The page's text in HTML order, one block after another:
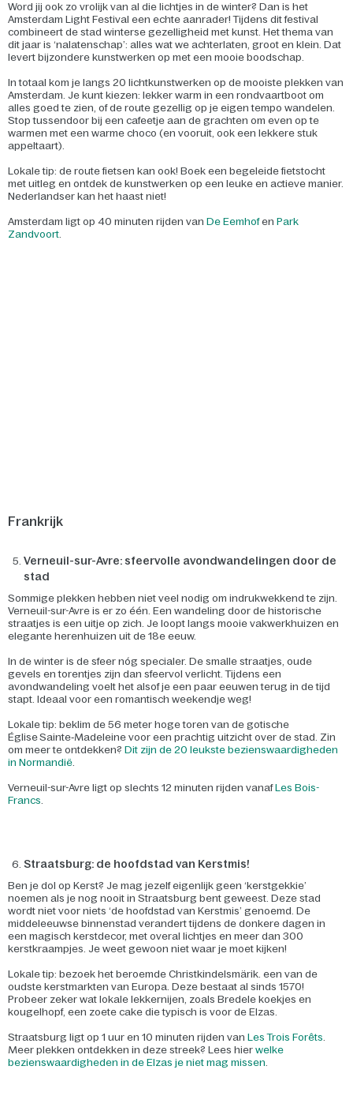
Word jij ook zo vrolijk van al die lichtjes in de winter? Dan is het
Amsterdam Light Festival een echte aanrader! Tijdens dit festival
combineert de stad winterse gezelligheid met kunst. Het thema van
dit jaar is ‘nalatenschap’: alles wat we achterlaten, groot en klein. Dat
levert bijzondere kunstwerken op met een mooie boodschap.
In totaal kom je langs 20 lichtkunstwerken op de mooiste plekken van
Amsterdam. Je kunt kiezen: lekker warm in een rondvaartboot om
alles goed te zien, of de route gezellig op je eigen tempo wandelen.
Stop tussendoor bij een cafeetje aan de grachten om even op te
warmen met een warme choco (en vooruit, ook een lekkere stuk
appeltaart).
Lokale tip: de route fietsen kan ook! Boek een begeleide fietstocht
met uitleg en ontdek de kunstwerken op een leuke en actieve manier.
Nederlandser kan het haast niet!
Amsterdam ligt op 40 minuten rijden van De Eemhofen Park
Zandvoort.
Frankrijk
Verneuil-sur-Avre: sfeervolle avondwandelingen door de
stad
Sommige plekken hebben niet veel nodig om indrukwekkend te zijn.
Verneuil-sur-Avre is er zo één. Een wandeling door de historische
straatjes is een uitje op zich. Je loopt langs mooie vakwerkhuizen en
elegante herenhuizen uit de 18e eeuw.
In de winter is de sfeer nóg specialer. De smalle straatjes, oude
gevels en torentjes zijn dan sfeervol verlicht. Tijdens een
avondwandeling voelt het alsof je een paar eeuwen terug in de tijd
stapt. Ideaal voor een romantisch weekendje weg!
Lokale tip: beklim de 56 meter hoge toren van de gotische
Église Sainte‑Madeleine voor een prachtig uitzicht over de stad. Zin
om meer te ontdekken? Dit zijn de 20 leukste bezienswaardigheden
in Normandië.
Verneuil-sur-Avre ligt op slechts 12 minuten rijden vanafLes Bois-
Francs.
Straatsburg: de hoofdstad van Kerstmis!
Ben je dol op Kerst? Je mag jezelf eigenlijk geen ‘kerstgekkie’
noemen als je nog nooit in Straatsburg bent geweest. Deze stad
wordt niet voor niets ‘de hoofdstad van Kerstmis’ genoemd. De
middeleeuwse binnenstad verandert tijdens de donkere dagen in
een magisch kerstdecor, met overal lichtjes en meer dan 300
kerstkraampjes. Je weet gewoon niet waar je moet kijken!
Lokale tip: bezoek het beroemde Christkindelsmärik. een van de
oudste kerstmarkten van Europa. Deze bestaat al sinds 1570!
Probeer zeker wat lokale lekkernijen, zoals Bredele koekjes en
kougelhopf, een zoete cake die typisch is voor de Elzas.
Straatsburg ligt op 1 uur en 10 minuten rijden van Les Trois Forêts.
Meer plekken ontdekken in deze streek? Lees hier welke
bezienswaardigheden in de Elzas je niet mag missen.